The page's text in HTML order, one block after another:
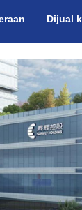
Dijual